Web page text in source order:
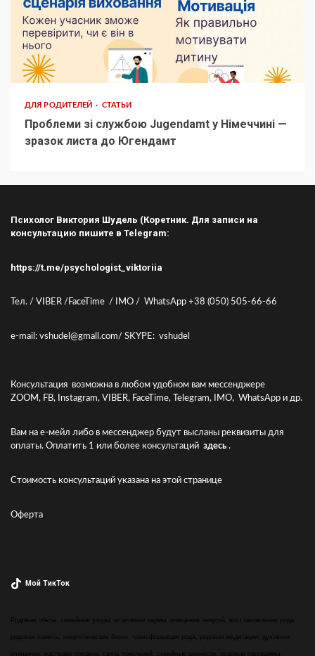
ДЛЯ РОДИТЕЛЕЙ СТАТЬИ
Проблеми зі службою Jugendamt у Німеччині —
зразок листа до Югендамт
Психолог Виктория Шудель (Коретник. Для записи на
консультацию пишите в Telegram:
https://t.me/psychologist_viktoriia
Тел. / VIBER /FaceTime / IMO / WhatsApp +38 (050) 505-66-66
e-mail: vshudel@gmall.com/ SKYPE: vshudel
Консультация возможна в любом удобном вам мессенджере
ZOOM, FB, Instagram, VIBER, FaceTime, Telegram, IMO, WhatsApp и др.
Вам на е-мейл либо в мессенджер будут высланы реквизиты для
оплаты. Оплатить 1 или более консультаций здесь .
Стоимость консультаций указана на этой странице
Оферта
Мой ТикТок
Родовые обеты, семейные узоры, исцеление кармы, очищение энергий, восстановление рода,
родовая память, энергетические блоки, трансформация рода, родовая медитация, духовное
очищение, наследие предков, связь поколений, семейные ценности, родовые программы,